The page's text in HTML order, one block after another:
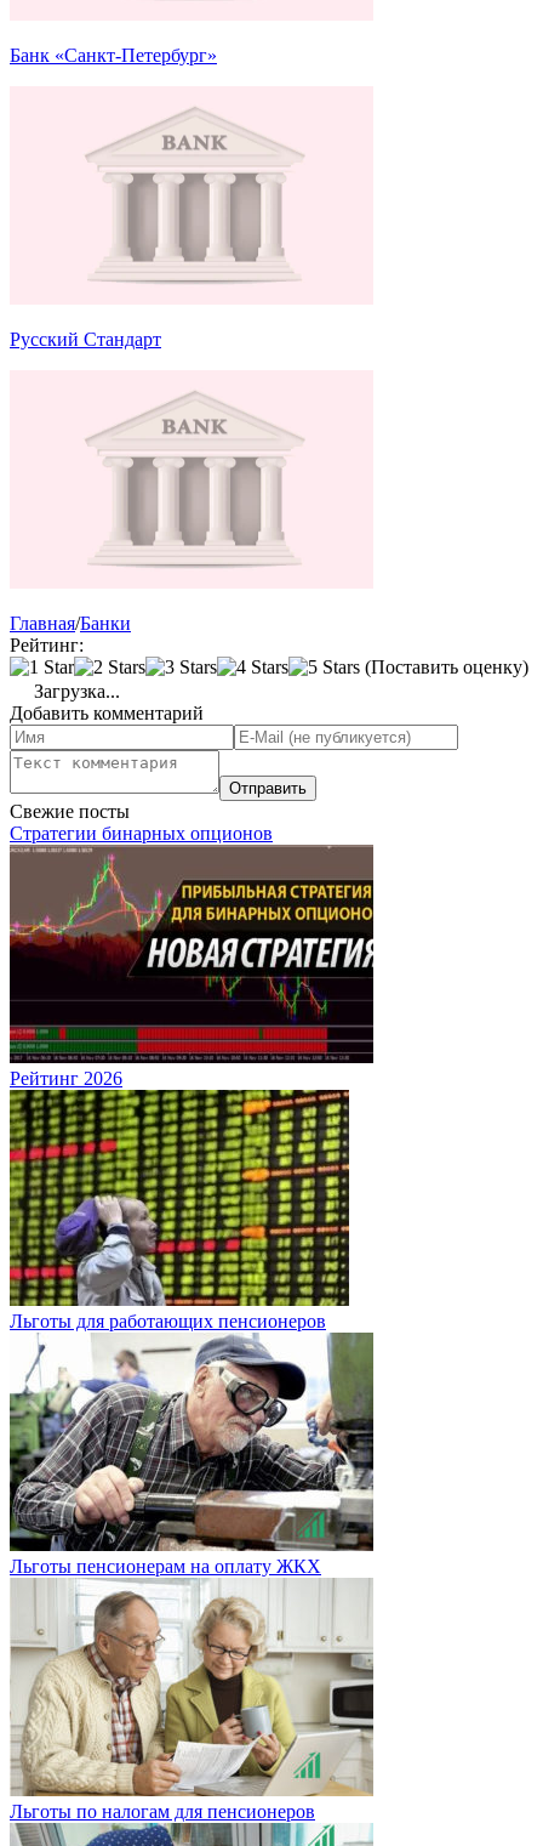
Банк «Санкт-Петербург»
Русский Стандарт
Главная/Банки
Рейтинг:
(Поставить оценку)
Загрузка...
Добавить комментарий
Свежие посты
Стратегии бинарных опционов
Рейтинг 2026
Льготы для работающих пенсионеров
Льготы пенсионерам на оплату ЖКХ
Льготы по налогам для пенсионеров